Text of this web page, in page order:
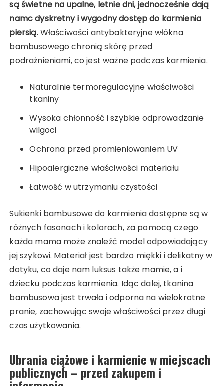
są świetne na upalne, letnie dni, jednocześnie dają
namc dyskretny i wygodny dostęp do karmienia
piersią.Właściwości antybakteryjne włókna
bambusowego chronią skórę przed
podrażnieniami, co jest ważne podczas karmienia.
Naturalnie termoregulacyjne właściwości
tkaniny
Wysoka chłonność i szybkie odprowadzanie
wilgoci
Ochrona przed promieniowaniem UV
Hipoalergiczne właściwości materiału
Łatwość w utrzymaniu czystości
Sukienki bambusowe do karmienia dostępne są w
różnych fasonach i kolorach, za pomocą czego
każda mama może znaleźć model odpowiadający
jej szykowi. Materiał jest bardzo miękki i delikatny w
dotyku, co daje nam luksus także mamie, a i
dziecku podczas karmienia. Idąc dalej, tkanina
bambusowa jest trwała i odporna na wielokrotne
pranie, zachowując swoje właściwości przez długi
czas użytkowania.
Ubrania ciążowe i karmienie w miejscach
publicznych – przed zakupem i